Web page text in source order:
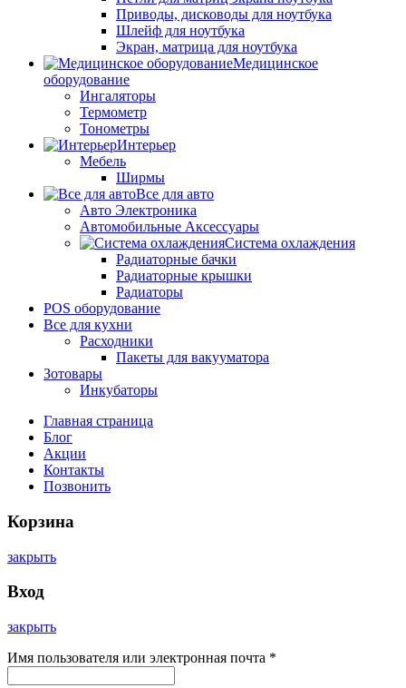
Приводы, дисководы для ноутбука
Шлейф для ноутбука
Экран, матрица для ноутбука
Медицинское
оборудование
Ингаляторы
Термометр
Тонометры
Интерьер
Мебель
Ширмы
Все для авто
Авто Электроника
Автомобильные Аксессуары
Система охлаждения
Радиаторные бачки
Радиаторные крышки
Радиаторы
POS оборудование
Все для кухни
Расходники
Пакеты для вакууматора
Зотовары
Инкубаторы
Главная страница
Блог
Акции
Контакты
Позвонить
Корзина
закрыть
Вход
закрыть
Имя пользователя или электронная почта *